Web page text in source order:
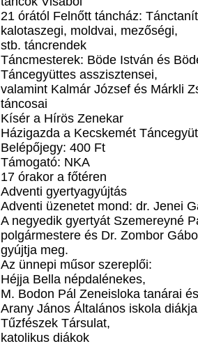
21 órától Felnőtt táncház:
kalotaszegi, moldvai, mezőségi,
stb. táncrendek
Táncmesterek: Böde István és
Táncegyüttes asszisztensei,
valamint Kalmár József és Márkli
táncosai
Kísér a Hírös Zenekar
Házigazda a Kecskemét
Belépőjegy: 400 Ft
Támogató: NKA
17 órakor a főtéren
Adventi gyertyagyújtás
Adventi üzenetet mond: dr. Jenei
A negyedik gyertyát Szemereyné
polgármestere és Dr. Zombor
gyújtja meg.
Az ünnepi műsor szereplői:
Héjja Bella népdalénekes,
M. Bodon Pál Zeneisloka tanárai
Arany János Általános iskola
Tűzfészek Társulat,
katolikus diákok